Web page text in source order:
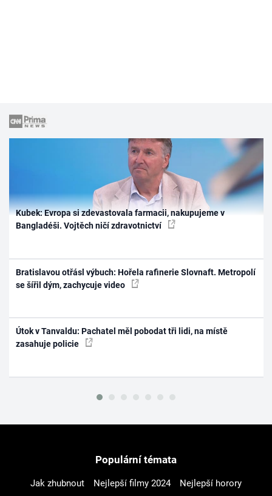
Kubek: Evropa si zdevastovala farmacii, nakupujeme v
Bangladéši. Vojtěch ničí zdravotnictví
Bratislavou otřásl výbuch: Hořela rafinerie Slovnaft. Metropolí
se šířil dým, zachycuje video
Útok v Tanvaldu: Pachatel měl pobodat tři lidi, na místě
zasahuje policie
Populární témata
Jak zhubnout Nejlepší filmy 2024
Nejlepší horory